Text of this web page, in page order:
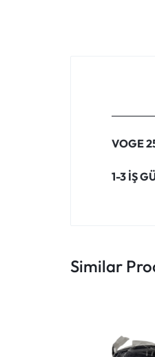
VOGE
1-3 İŞ
Similar